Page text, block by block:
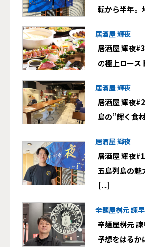
転から半年。
居酒屋 輝夜
居酒屋 輝夜
の極上ロース
居酒屋 輝夜
居酒屋 輝夜
島の”輝く食
居酒屋 輝夜
居酒屋 輝夜
五島列島の魅
[...]
辛麺屋桝元 諫
辛麺屋桝元
予想をはるか